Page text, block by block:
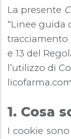
La presente
“Linee guida
tracciamento
e 13 del
l’utilizzo di
1. Cosa
I cookie